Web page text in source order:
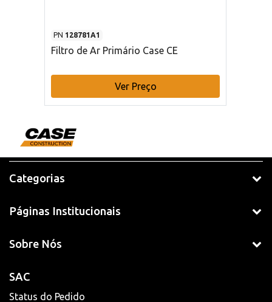
PN 128781A1
Filtro de Ar Primário Case CE
Ver Preço
Categorias
Páginas Institucionais
Sobre Nós
SAC
Status do Pedido